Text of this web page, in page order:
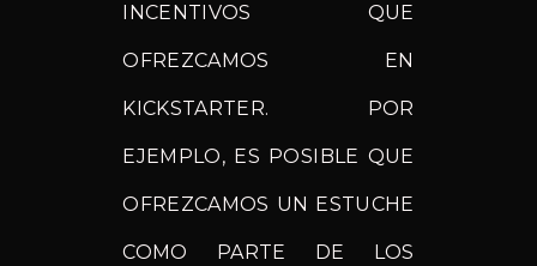
INCENTIVOS QUE
OFREZCAMOS EN
KICKSTARTER. POR
EJEMPLO, ES POSIBLE QUE
OFREZCAMOS UN ESTUCHE
COMO PARTE DE LOS